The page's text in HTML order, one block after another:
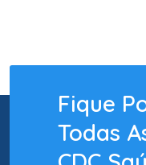
Fique
Todas